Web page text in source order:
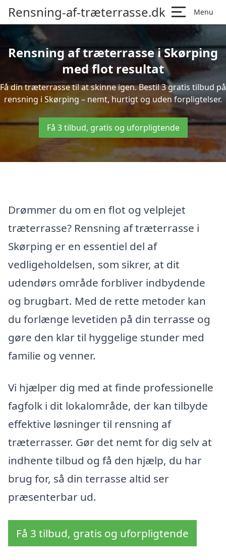
Rensning-af-træterrasse.dk Menu
Rensning af træterrasse i Skørping
med flot resultat
Få din træterrasse til at skinne igen. Bestil 3 gratis tilbud på
rensning i Skørping – nemt, hurtigt og uden forpligtelser.
Få 3 tilbud, gratis og uforpligtende
Drømmer du om en flot og velplejet
træterrasse? Rensning af træterrasse i
Skørping er en essentiel del af
vedligeholdelsen, som sikrer, at dit
udendørs område forbliver indbydende
og brugbart. Med de rette metoder kan
du forlænge levetiden på din terrasse og
gøre den klar til hyggelige stunder med
familie og venner.
Vi hjælper dig med at finde professionelle
fagfolk i dit lokalområde, der kan tilbyde
effektive løsninger til rensning af
træterrasser. Gør det nemt for dig selv at
indhente tilbud og få den hjælp, du har
brug for, så din terrasse altid ser
præsenterbar ud.
Få 3 tilbud, gratis og uforpligtende